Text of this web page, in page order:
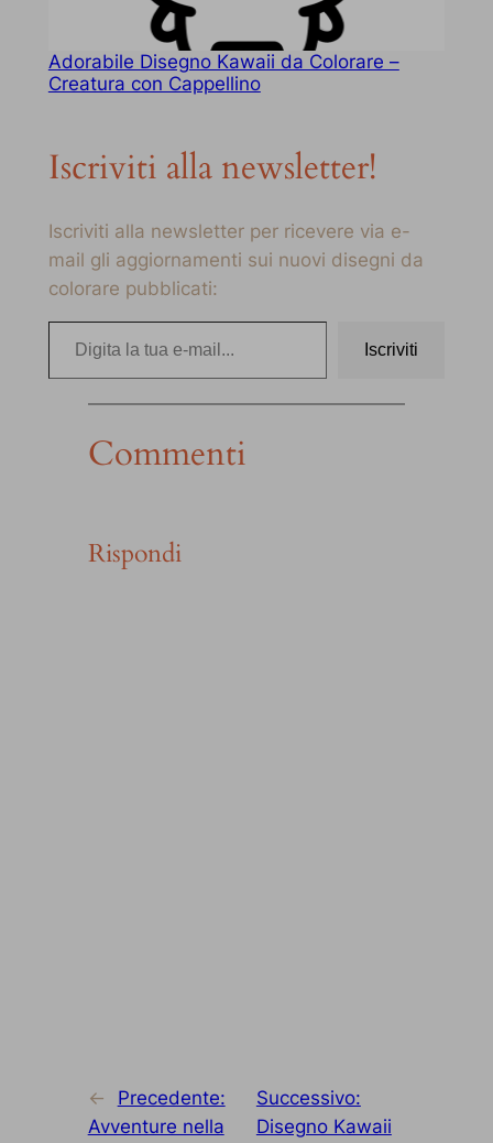
Adorabile Disegno Kawaii da Colorare –
Creatura con Cappellino
Iscriviti alla newsletter!
Iscriviti alla newsletter per ricevere via e-
mail gli aggiornamenti sui nuovi disegni da
colorare pubblicati:
Digita la tua e-mail…
Iscriviti
Commenti
Rispondi
←
Precedente:
Avventure nella
Successivo:
Disegno Kawaii